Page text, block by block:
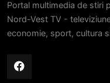
Portal multimedia de stiri
Nord-Vest TV -
economie, sport, cultura